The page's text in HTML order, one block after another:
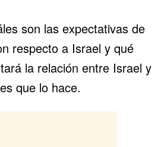
son las expectativas de
respecto a Israel y qué
la relación entre Israel y
que lo hace.